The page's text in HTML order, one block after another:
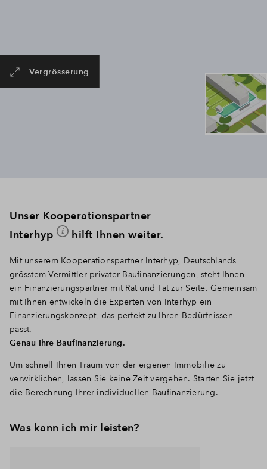
Vergrösserung
Unser Kooperationspartner
Interhyp
hilft Ihnen weiter.
Mit unserem Kooperationspartner Interhyp, Deutschlands
grösstem Vermittler privater Baufinanzierungen, steht Ihnen
ein Finanzierungspartner mit Rat und Tat zur Seite. Gemeinsam
mit Ihnen entwickeln die Experten von Interhyp ein
Finanzierungskonzept, das perfekt zu Ihren Bedürfnissen
passt.
Genau Ihre Baufinanzierung.
Um schnell Ihren Traum von der eigenen Immobilie zu
verwirklichen, lassen Sie keine Zeit vergehen. Starten Sie jetzt
die Berechnung Ihrer individuellen Baufinanzierung.
Was kann ich mir leisten?